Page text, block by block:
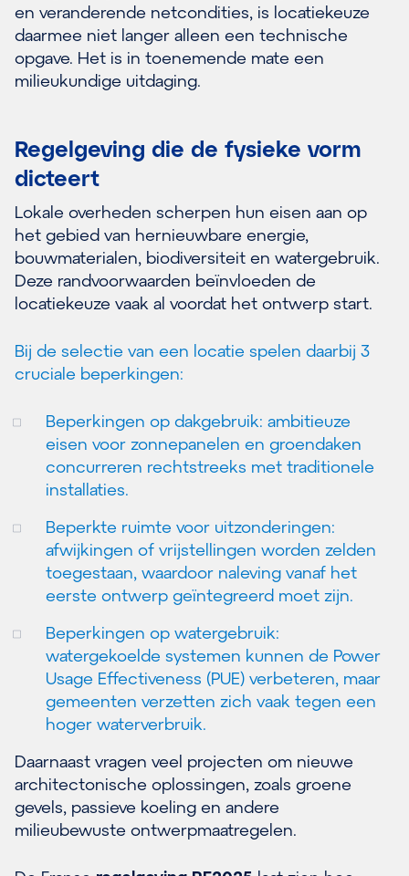
en veranderende netcondities, is locatiekeuze
daarmee niet langer alleen een technische
opgave. Het is in toenemende mate een
milieukundige uitdaging.
Regelgeving die de fysieke vorm
dicteert
Lokale overheden scherpen hun eisen aan op
het gebied van hernieuwbare energie,
bouwmaterialen, biodiversiteit en watergebruik.
Deze randvoorwaarden beïnvloeden de
locatiekeuze vaak al voordat het ontwerp start.
Bij de selectie van een locatie spelen daarbij 3
cruciale beperkingen:
Beperkingen op dakgebruik: ambitieuze
eisen voor zonnepanelen en groendaken
concurreren rechtstreeks met traditionele
installaties.
Beperkte ruimte voor uitzonderingen:
afwijkingen of vrijstellingen worden zelden
toegestaan, waardoor naleving vanaf het
eerste ontwerp geïntegreerd moet zijn.
Beperkingen op watergebruik:
watergekoelde systemen kunnen de Power
Usage Effectiveness (PUE) verbeteren, maar
gemeenten verzetten zich vaak tegen een
hoger waterverbruik.
Daarnaast vragen veel projecten om nieuwe
architectonische oplossingen, zoals groene
gevels, passieve koeling en andere
milieubewuste ontwerpmaatregelen.